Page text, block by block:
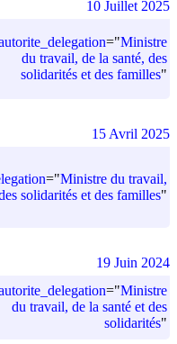
="Ministre
du travail, de la santé, des
solidarités et des familles"
10 Juillet 2025
="Ministre du travail,
solidarités et des familles"
15 Avril 2025
="Ministre
du travail, de la santé et des
solidarités"
19 Juin 2024